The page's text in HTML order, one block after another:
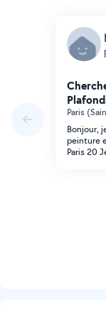
Paris
Bonjour,
peinture
Paris 20